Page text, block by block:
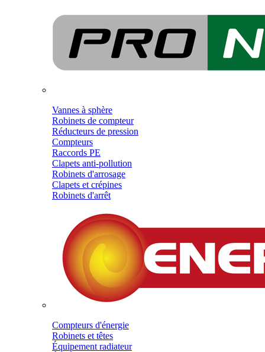
Vannes à sphère
Robinets de compteur
Réducteurs de pression
Compteurs
Raccords PE
Clapets anti-pollution
Robinets d'arrosage
Clapets et crépines
Robinets d'arrêt
Compteurs d'énergie
Robinets et têtes
Équipement radiateur